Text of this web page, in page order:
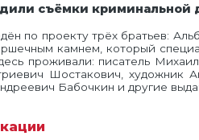
съёмки
по проекту трёх братьев:
камнем, который
проживали: писатель
Шостакович, художник
Бабочкин и другие